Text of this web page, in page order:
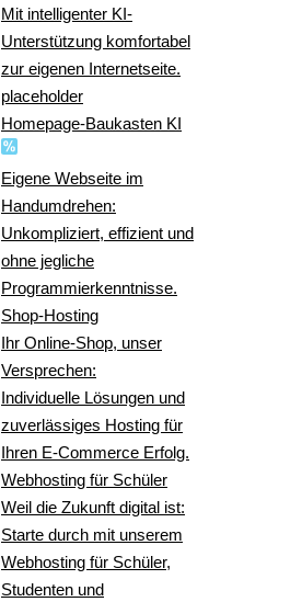
Mit intelligenter KI-
Unterstützung komfortabel
zur eigenen Internetseite.
placeholder
Homepage-Baukasten KI
Eigene Webseite im
Handumdrehen:
Unkompliziert, effizient und
ohne jegliche
Programmierkenntnisse.
Shop-Hosting
Ihr Online-Shop, unser
Versprechen:
Individuelle Lösungen und
zuverlässiges Hosting für
Ihren E-Commerce Erfolg.
Webhosting für Schüler
Weil die Zukunft digital ist:
Starte durch mit unserem
Webhosting für Schüler,
Studenten und